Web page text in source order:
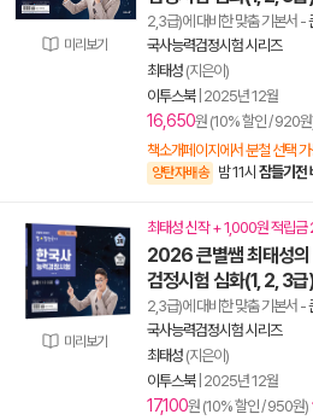
미리보기
2,3급)에 대비한 맞춤 기본서 -
국사능력검정시험 시리즈
최태성 (지은이)
이투스북| 2025년 12월
16,650원 (10% 할인 / 920
책소개페이지에서 분철 선택
양탄자배송 밤 11시 잠들기전
미리보기
최태성 신작 + 1,000원 적립
2026 큰별쌤 최태성
검정시험 심화(1, 2, 3
2,3급)에 대비한 맞춤 기본서 -
국사능력검정시험 시리즈
최태성 (지은이)
이투스북| 2025년 12월
17,100원 (10% 할인 / 950원)